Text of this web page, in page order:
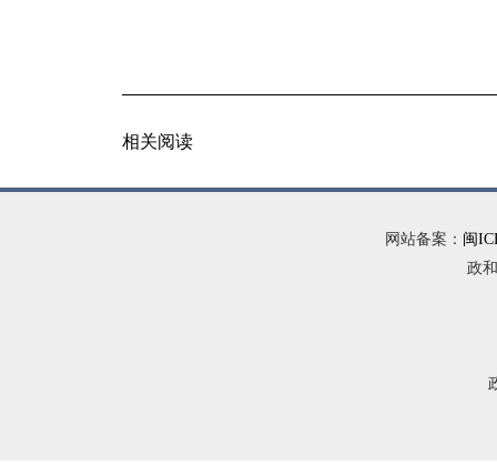
相关阅读
网站备案： 闽
政